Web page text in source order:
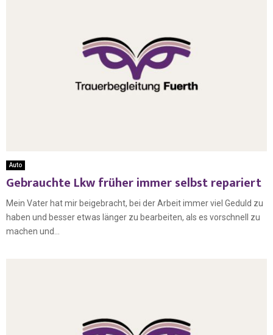
Auto
Gebrauchte Lkw früher immer selbst repariert
Mein Vater hat mir beigebracht, bei der Arbeit immer viel Geduld zu
haben und besser etwas länger zu bearbeiten, als es vorschnell zu
machen und...